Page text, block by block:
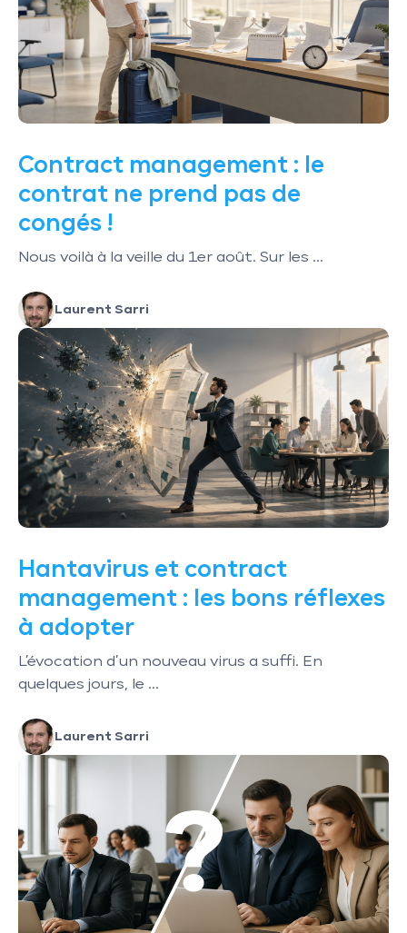
Contract management : le
contrat ne prend pas de
congés !
Nous voilà à la veille du 1er août. Sur les ...
Laurent Sarri
Hantavirus et contract
management : les bons réflexes
à adopter
L’évocation d’un nouveau virus a suffi. En
quelques jours, le ...
Laurent Sarri